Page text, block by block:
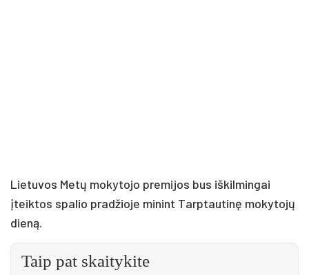
Lietuvos Metų mokytojo premijos bus iškilmingai
įteiktos spalio pradžioje minint Tarptautinę mokytojų
dieną.
Taip pat skaitykite